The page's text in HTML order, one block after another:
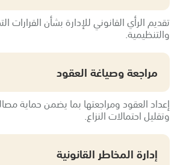
تقديم الرأي القانوني للإدارة بشأن القرارات
والتنظيمية.
مراجعة وصياغة العقود
إعداد العقود ومراجعتها بما يضمن حماية
وتقليل احتمالات النزاع.
إدارة المخاطر القانونية